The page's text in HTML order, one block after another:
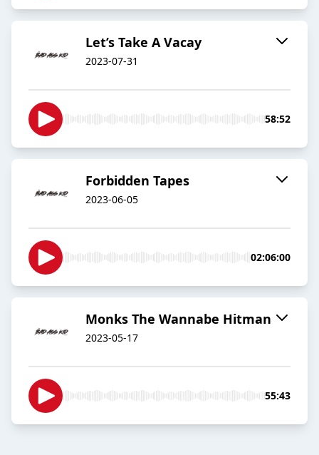
Let’s Take A Vacay
2023-07-31
58:52
Forbidden Tapes
2023-06-05
02:06:00
Monks The Wannabe Hitman
2023-05-17
55:43